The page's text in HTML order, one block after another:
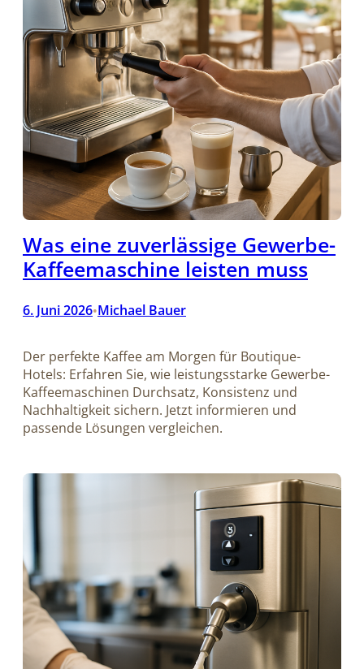
Was eine zuverlässige Gewerbe-
Kaffeemaschine leisten muss
6. Juni 2026•Michael Bauer
Der perfekte Kaffee am Morgen für Boutique-
Hotels: Erfahren Sie, wie leistungsstarke Gewerbe-
Kaffeemaschinen Durchsatz, Konsistenz und
Nachhaltigkeit sichern. Jetzt informieren und
passende Lösungen vergleichen.